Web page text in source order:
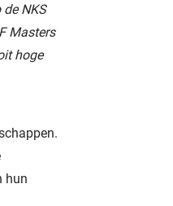
NKS
Masters
hoge
hun